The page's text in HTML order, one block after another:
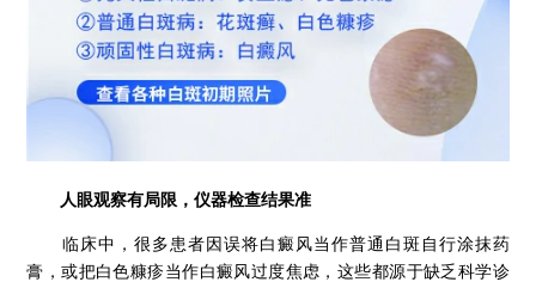
人眼观察有局限，仪器检查结果准
临床中，很多患者因误将白癜风当作普通白斑自行涂抹药
膏，或把白色糠疹当作白癜风过度焦虑，这些都源于缺乏科学诊